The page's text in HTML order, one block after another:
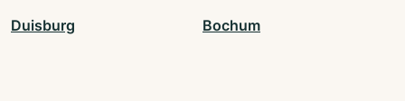
Duisburg Bochum